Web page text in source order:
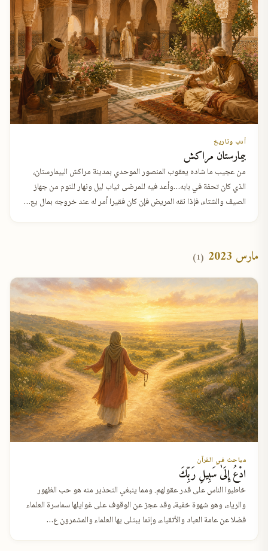
أدب وتاريخ
بيمارستان مراكش
من عجيب ما شاده يعقوب المنصور الموحدي بمدينة مراكش البيمارستان،
الذي كان تحفة في بابه…وأعد فيه للمرضى ثياب ليل ونهار للنوم من جهاز
الصيف والشتاء، فإذا نقه المريض فإن كان فقيرا أمر له عند خروجه بمال يع…
مارس 2023 (1)
مباحث في القرآن
ادْعُ إِلَىٰ سَبِيلِ رَبِّكَ
خاطبوا الناس على قدر عقولهم. ومما ينبغي التحذير منه هو حب الظهور
والرياء، وهو شهوة خفية، وقد عجز عن الوقوف على غوايلها سماسرة العلماء
فضلا عن عامة العباد والأتقياء، وإنما يبتلى بها العلماء والمشمرون ع…